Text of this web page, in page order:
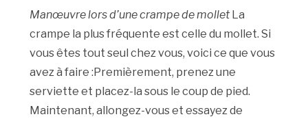
Manœuvre lors d’une crampe de mollet La
crampe la plus fréquente est celle du mollet. Si
vous êtes tout seul chez vous, voici ce que vous
avez à faire :Premièrement, prenez une
serviette et placez-la sous le coup de pied.
Maintenant, allongez-vous et essayez de